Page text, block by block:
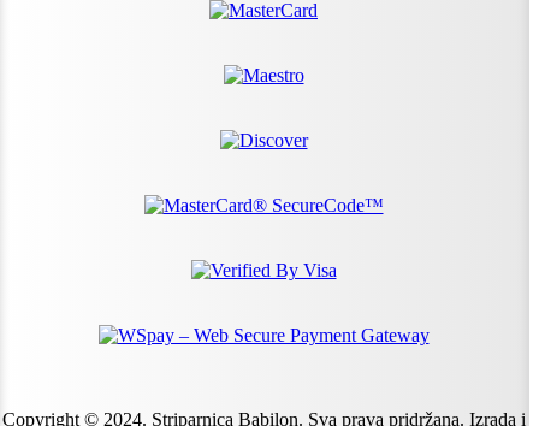
Copyright © 2024. Striparnica Babilon. Sva prava pridržana. Izrada i